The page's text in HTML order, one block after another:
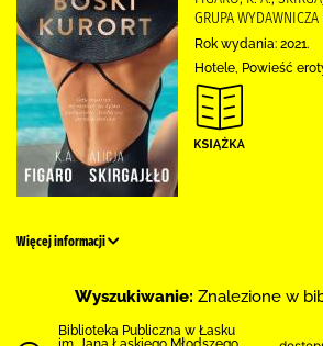
GRUPA
Rok wydania: 2021.
Hotele, Powieść
Więcej informacji
Wyszukiwanie: Znalezione w
Biblioteka Publiczna w Łasku